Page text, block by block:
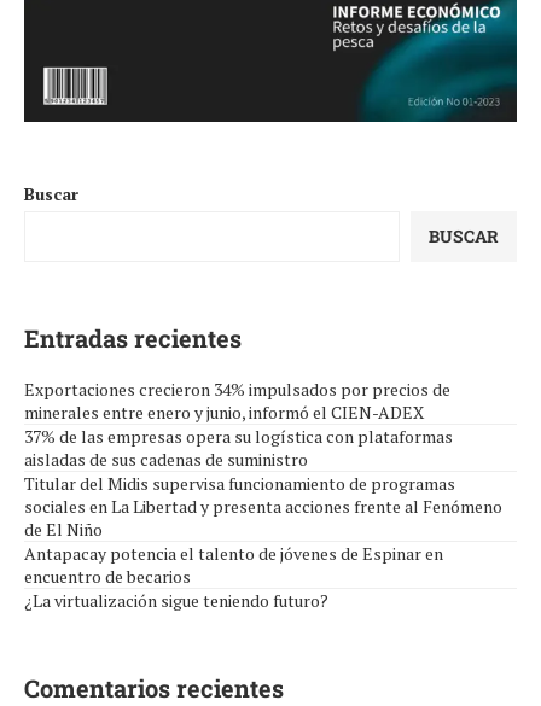
Buscar
BUSCAR
Entradas recientes
Exportaciones crecieron 34% impulsados por precios de
minerales entre enero y junio, informó el CIEN-ADEX
37% de las empresas opera su logística con plataformas
aisladas de sus cadenas de suministro
Titular del Midis supervisa funcionamiento de programas
sociales en La Libertad y presenta acciones frente al Fenómeno
de El Niño
Antapacay potencia el talento de jóvenes de Espinar en
encuentro de becarios
¿La virtualización sigue teniendo futuro?
Comentarios recientes